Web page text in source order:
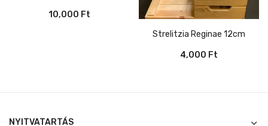
10,000 Ft
Strelitzia Reginae 12cm
4,000 Ft
NYITVATARTÁS